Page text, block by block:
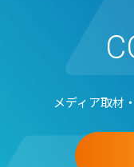
メディア取材